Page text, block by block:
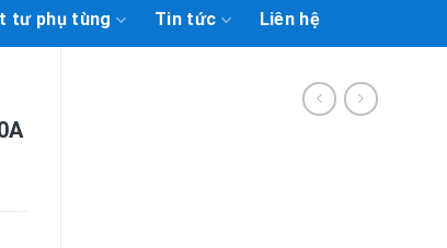
tư phụ tùng Tin tức Liên hệ